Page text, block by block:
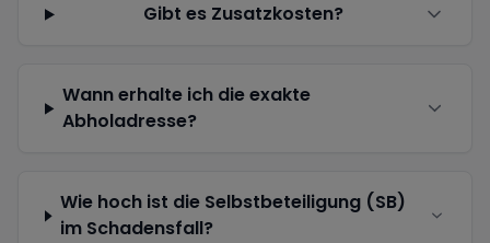
Gibt es Zusatzkosten?
Wann erhalte ich die exakte
Abholadresse?
Wie hoch ist die Selbstbeteiligung (SB)
im Schadensfall?